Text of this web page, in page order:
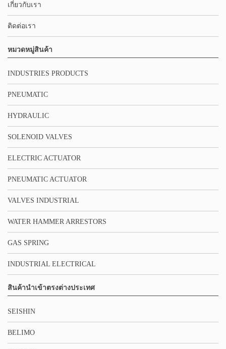
เกี่ยวกับเรา
ติดต่อเรา
หมวดหมู่สินค้า
INDUSTRIES PRODUCTS
PNEUMATIC
HYDRAULIC
SOLENOID VALVES
ELECTRIC ACTUATOR
PNEUMATIC ACTUATOR
VALVES INDUSTRIAL
WATER HAMMER ARRESTORS
GAS SPRING
INDUSTRIAL ELECTRICAL
สินค้านำเข้าตรงต่างประเทศ
SEISHIN
BELIMO